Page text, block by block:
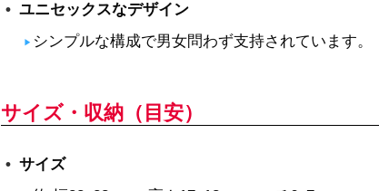
ユニセックスなデザイン
シンプルな構成で男女問わず支持されています。
サイズ・収納（目安）
サイズ